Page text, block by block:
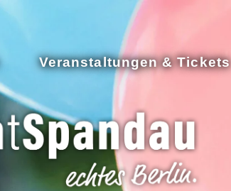
Veranstaltungen & Tickets